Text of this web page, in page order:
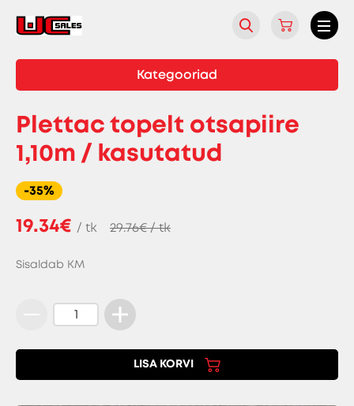
Kategooriad
Plettac topelt otsapiire
1,10m / kasutatud
-35%
19.34€ / tk 29.76€ / tk
Sisaldab KM
Plettac
topelt
otsapiire
LISA KORVI